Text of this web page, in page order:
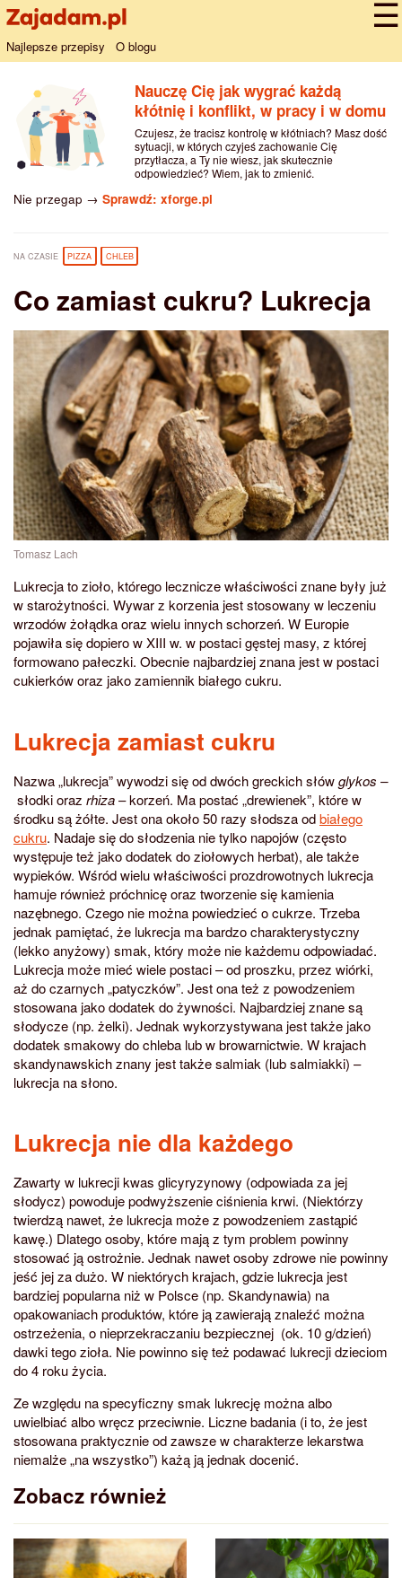
Najlepsze przepisy O blogu
Nauczę Cię jak wygrać każdą
kłótnię i konflikt, w pracy i w domu
Czujesz, że tracisz kontrolę w kłótniach? Masz dość
sytuacji, w których czyjeś zachowanie Cię
przytłacza, a Ty nie wiesz, jak skutecznie
odpowiedzieć? Wiem, jak to zmienić.
Nie przegap → Sprawdź: xforge.pl
NA CZASIE PIZZA CHLEB
Co zamiast cukru? Lukrecja
Tomasz Lach
Lukrecja to zioło, którego lecznicze właściwości znane były już
w starożytności. Wywar z korzenia jest stosowany w leczeniu
wrzodów żołądka oraz wielu innych schorzeń. W Europie
pojawiła się dopiero w XIII w. w postaci gęstej masy, z której
formowano pałeczki. Obecnie najbardziej znana jest w postaci
cukierków oraz jako zamiennik białego cukru.
Lukrecja zamiast cukru
Nazwa „lukrecja” wywodzi się od dwóch greckich słówglykos –
słodki oraz rhiza– korzeń. Ma postać „drewienek”, które w
środku są żółte. Jest ona około 50 razy słodsza odbiałego
cukru. Nadaje się do słodzenia nie tylko napojów (często
występuje też jako dodatek do ziołowych herbat), ale także
wypieków. Wśród wielu właściwości prozdrowotnych lukrecja
hamuje również próchnicę oraz tworzenie się kamienia
nazębnego. Czego nie można powiedzieć o cukrze. Trzeba
jednak pamiętać, że lukrecja ma bardzo charakterystyczny
(lekko anyżowy) smak, który może nie każdemu odpowiadać.
Lukrecja może mieć wiele postaci – od proszku, przez wiórki,
aż do czarnych „patyczków”. Jest ona też z powodzeniem
stosowana jako dodatek do żywności. Najbardziej znane są
słodycze (np. żelki). Jednak wykorzystywana jest także jako
dodatek smakowy do chleba lub w browarnictwie. W krajach
skandynawskich znany jest także salmiak (lub salmiakki) –
lukrecja na słono.
Lukrecja nie dla każdego
Zawarty w lukrecji kwas glicyryzynowy (odpowiada za jej
słodycz) powoduje podwyższenie ciśnienia krwi. (Niektórzy
twierdzą nawet, że lukrecja może z powodzeniem zastąpić
kawę.) Dlatego osoby, które mają z tym problem powinny
stosować ją ostrożnie. Jednak nawet osoby zdrowe nie powinny
jeść jej za dużo. W niektórych krajach, gdzie lukrecja jest
bardziej popularna niż w Polsce (np. Skandynawia) na
opakowaniach produktów, które ją zawierają znaleźć można
ostrzeżenia, o nieprzekraczaniu bezpiecznej (ok. 10 g/dzień)
dawki tego zioła. Nie powinno się też podawać lukrecji dzieciom
do 4 roku życia.
Ze względu na specyficzny smak lukrecję można albo
uwielbiać albo wręcz przeciwnie. Liczne badania (i to, że jest
stosowana praktycznie od zawsze w charakterze lekarstwa
niemalże „na wszystko”) każą ją jednak docenić.
Zobacz również